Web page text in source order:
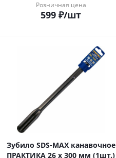
Розничная цена
599 ₽/шт
Зубило SDS-MAX канавочное
ПРАКТИКА 26 х 300 мм (1шт.)